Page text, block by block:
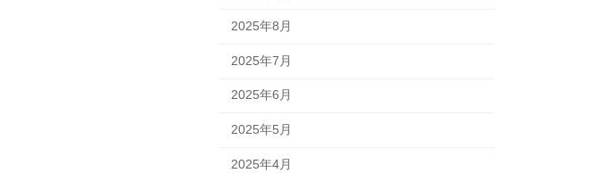
2025年8月
2025年7月
2025年6月
2025年5月
2025年4月